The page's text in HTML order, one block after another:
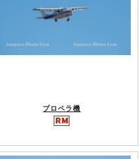
プロペラ機